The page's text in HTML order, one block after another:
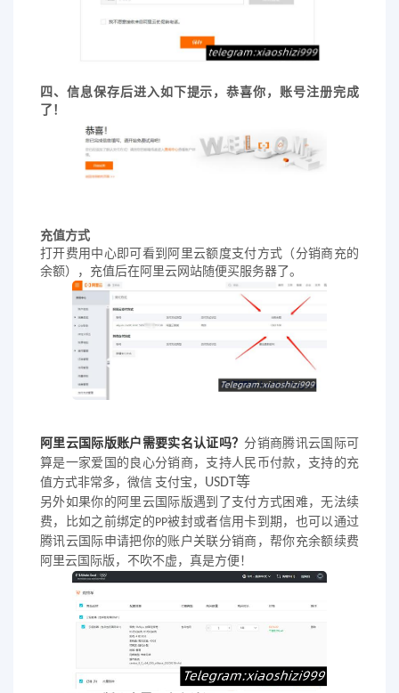
四、信息保存后进入如下提示，恭喜你，账号注册完成
了！
充值方式
打开费用中心即可看到阿里云额度支付方式（分销商充的
余额），充值后在阿里云网站随便买服务器了。
阿里云国际版账户需要实名认证吗？ 分销商腾讯云国际可
算是一家爱国的良心分销商，支持人民币付款，支持的充
值方式非常多，微信 支付宝， USDT等
另外如果你的阿里云国际版遇到了支付方式困难，无法续
费，比如之前绑定的PP被封或者信用卡到期，也可以通过
腾讯云国际申请把你的账户关联分销商，帮你充余额续费
阿里云国际版，不吹不虚，真是方便！